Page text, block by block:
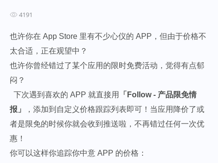
4191
也许你在 App Store 里有不少心仪的 APP，但由于价格不
太合适，正在观望中？
也许你曾经错过了某个应用的限时免费活动，觉得有点郁
闷？
下次遇到喜欢的 APP 就直接用
「Follow - 产品限免情
报」
，添加到自定义价格跟踪列表即可！当应用降价了或
者是限免的时候你就会收到推送啦，不再错过任何一次优
惠！
你可以这样你追踪你中意 APP 的价格：